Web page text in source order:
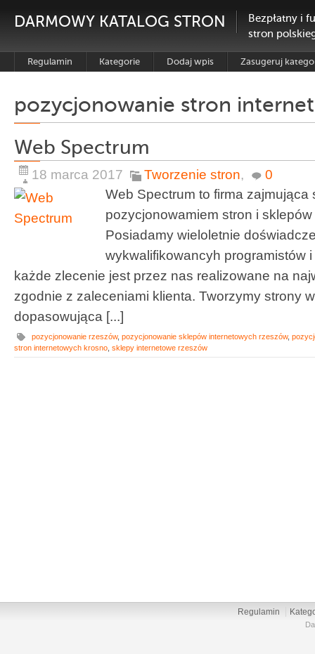
DARMOWY KATALOG STRON
Bezpłatny i
stron
Regulamin Kategorie Dodaj wpis Zasugeruj
pozycjonowanie stron
Web Spectrum
18 marca 2017 Tworzenie stron,
0
Web Spectrum to firma zajmująca
pozycjonowamiem stron i
Posiadamy wieloletnie
wykwalifikowancyh programistów
każde zlecenie jest przez nas realizowane na
zgodnie z zaleceniami klienta. Tworzymy strony
dopasowująca [...]
pozycjonowanie rzeszów, pozycjonowanie sklepów internetowych rzeszów,
stron internetowych krosno sklepy internetowe rzeszów
Regulamin